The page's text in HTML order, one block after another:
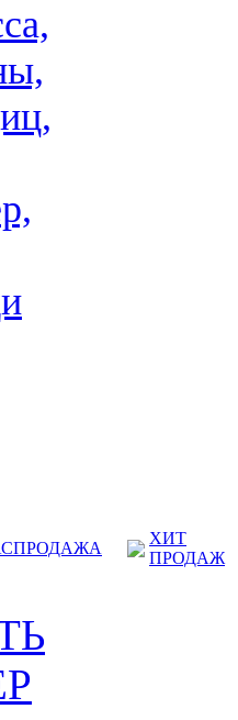
ХИТ
ПРОДАЖ